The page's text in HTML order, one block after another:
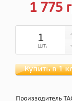
1 775
шт.
Производитель